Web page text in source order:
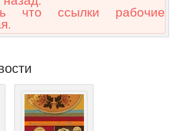
что ссылки рабочие